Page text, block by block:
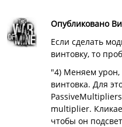
Опубликовано
Если сделать
винтовку, то
"4) Меняем урон,
винтовка. Для
multiplier.
чтобы он